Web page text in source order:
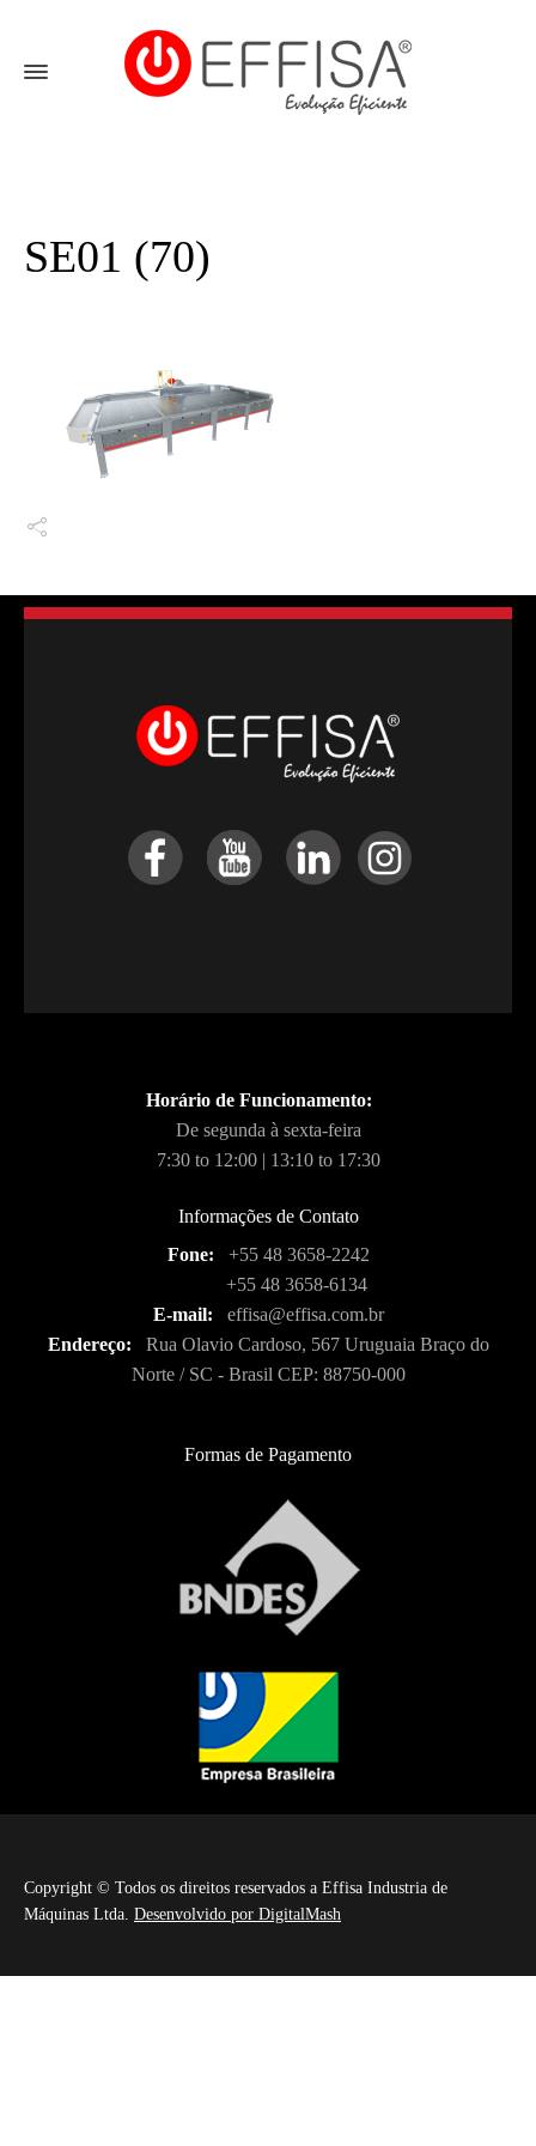
SE01 (70)
Horário de Funcionamento:
De segunda à sexta-feira
7:30 to 12:00 | 13:10 to 17:30
Informações de Contato
Fone:
+55 48 3658-2242
+55 48 3658-6134
E-mail:
effisa@effisa.com.br
Endereço:
Rua Olavio Cardoso, 567 Uruguaia Braço do
Norte / SC - Brasil CEP: 88750-000
Formas de Pagamento
Copyright © Todos os direitos reservados a Effisa Industria de
Máquinas Ltda. Desenvolvido por DigitalMash